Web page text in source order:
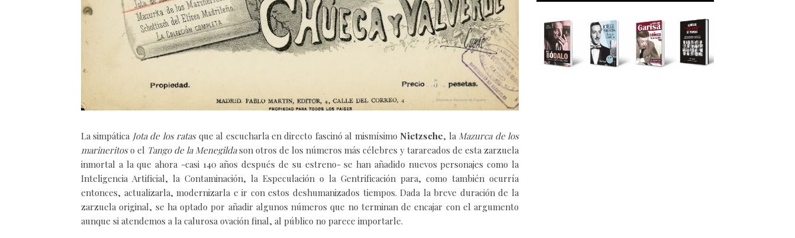
La simpática Jota de los ratas que al escucharla en directo fascinó al mismísimo Nietzsche, la Mazurca de los
marineritoso el Tango de la Menegildason otros de los números más célebres y tarareados de esta zarzuela
inmortal a la que ahora -casi 140 años después de su estreno- se han añadido nuevos personajes como la
Inteligencia Artificial, la Contaminación, la Especulación o la Gentrificación para, como también ocurría
entonces, actualizarla, modernizarla e ir con estos deshumanizados tiempos.Dada la breve duración de la
zarzuela original, se ha optado por añadir algunos números que no terminan de encajar con el argumento
aunque si atendemos a la calurosa ovación final, al público no parece importarle.